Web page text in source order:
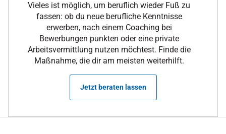
Vieles ist möglich, um beruflich wieder Fuß zu
fassen: ob du neue berufliche Kenntnisse
erwerben, nach einem Coaching bei
Bewerbungen punkten oder eine private
Arbeitsvermittlung nutzen möchtest. Finde die
Maßnahme, die dir am meisten weiterhilft.
Jetzt beraten lassen